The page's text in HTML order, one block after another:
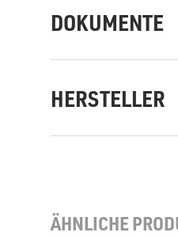
DOKUMENTE
HERSTELLER
ÄHNLICHE